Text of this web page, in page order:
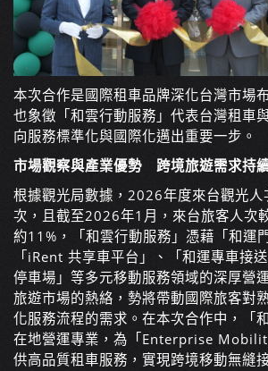
本次合作是國際租車品牌深化台灣市場
也象徵「和雲行動服務」代表台灣租車
向服務標準化與國際化邁出重要一步。
市場觀察與產業優勢 跨境旅遊需求持
根據觀光局數據，2026年度來台觀光
次，且截至2026年1月，來台旅客人次
約11%，「和雲行動服務」憑藉「和運
「iRent 共享車平台」、「和運專車接
停車場」等多元移動服務領域的深厚營
旅遊市場的熱絡，勢將帶動國際旅客對
化服務流程的需求。在本次合作中，「
在地營運專業，為「Enterprise
供高品質租車服務，實現跨境移動無縫